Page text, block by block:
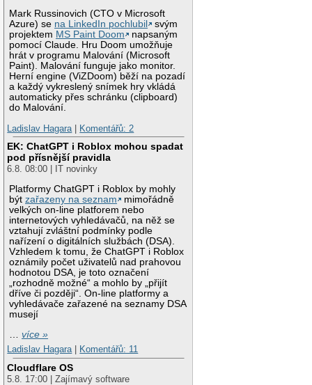
Mark Russinovich (CTO v Microsoft
Azure) se na LinkedIn pochlubil
svým
projektem MS Paint Doom
napsaným
pomocí Claude. Hru Doom umožňuje
hrát v programu Malování (Microsoft
Paint). Malování funguje jako monitor.
Herní engine (ViZDoom) běží na pozadí
a každý vykreslený snímek hry vkládá
automaticky přes schránku (clipboard)
do Malování.
Ladislav Hagara
Komentářů: 2
EK: ChatGPT i Roblox mohou spadat
pod přísnější pravidla
6.8. 08:00 | IT novinky
Platformy ChatGPT i Roblox by mohly
býtzařazeny na seznam
mimořádně
velkých on-line platforem nebo
internetových vyhledávačů, na něž se
vztahují zvláštní podmínky podle
nařízení o digitálních službách (DSA).
Vzhledem k tomu, že ChatGPT i Roblox
oznámily počet uživatelů nad prahovou
hodnotou DSA, je toto označení
„rozhodně možné“ a mohlo by „přijít
dříve či později“. On-line platformy a
vyhledávače zařazené na seznamy DSA
musejí
…více »
Ladislav Hagara| Komentářů: 11
Cloudflare OS
5.8. 17:00 | Zajímavý software